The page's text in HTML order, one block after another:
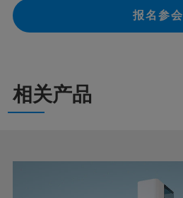
报名参会
相关产品